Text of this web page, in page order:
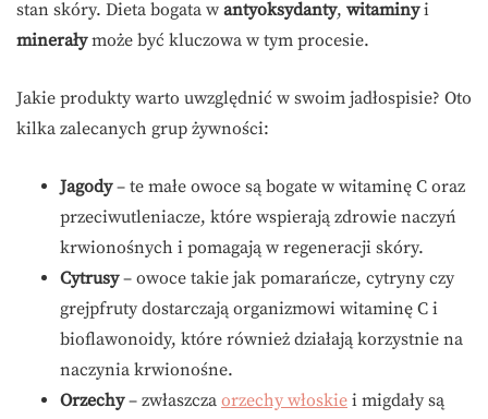
stan skóry. Dieta bogata w antyoksydanty, witaminyi
minerałymoże być kluczowa w tym procesie.
Jakie produkty warto uwzględnić w swoim jadłospisie? Oto
kilka zalecanych grup żywności:
Jagody– te małe owoce są bogate w witaminę C oraz
przeciwutleniacze, które wspierają zdrowie naczyń
krwionośnych i pomagają w regeneracji skóry.
Cytrusy– owoce takie jak pomarańcze, cytryny czy
grejpfruty dostarczają organizmowi witaminę C i
bioflawonoidy, które również działają korzystnie na
naczynia krwionośne.
Orzechy– zwłaszcza orzechy włoskie i migdały są